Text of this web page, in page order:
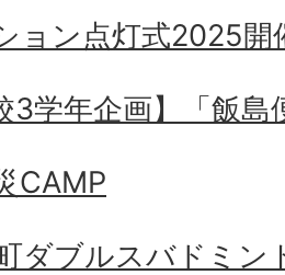
ョン点灯式2025開
3学年企画】「飯
CAMP
ダブルスバドミン